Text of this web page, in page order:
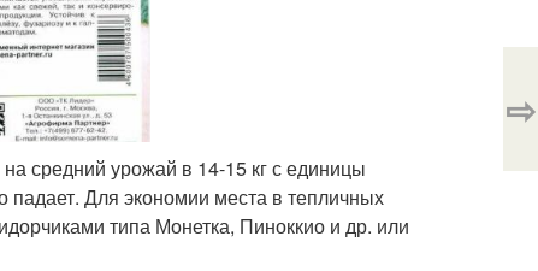
средний урожай в 14-15 кг с единицы
падает. Для экономии места в тепличных
типа Монетка, Пиноккио и др. или
⇨